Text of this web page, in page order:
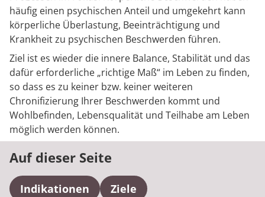
häufig einen psychischen Anteil und umgekehrt kann
körperliche Überlastung, Beeinträchtigung und
Krankheit zu psychischen Beschwerden führen.
Ziel ist es wieder die innere Balance, Stabilität und das
dafür erforderliche „richtige Maß“ im Leben zu finden,
so dass es zu keiner bzw. keiner weiteren
Chronifizierung Ihrer Beschwerden kommt und
Wohlbefinden, Lebensqualität und Teilhabe am Leben
möglich werden können.
Auf dieser Seite
Indikationen
Ziele